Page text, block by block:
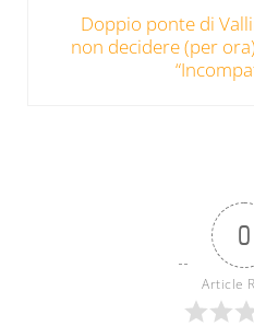
Doppio ponte di
non decidere (per
0
Article